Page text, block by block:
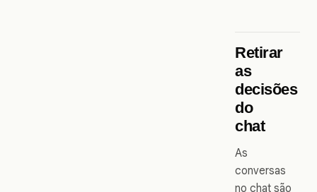
Retirar
as
decisões
do
chat
As
conversas
no chat são